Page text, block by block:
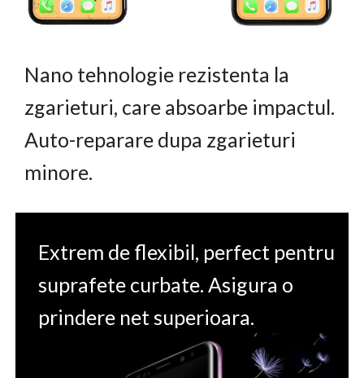
Nano tehnologie rezistenta la
zgarieturi, care absoarbe impactul.
Auto-reparare dupa zgarieturi
minore.
Extrem de flexibil, perfect pentru
suprafete curbate. Asigura o
prindere net superioara.